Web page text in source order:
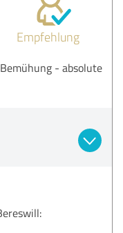
Empfehlung
- absolute